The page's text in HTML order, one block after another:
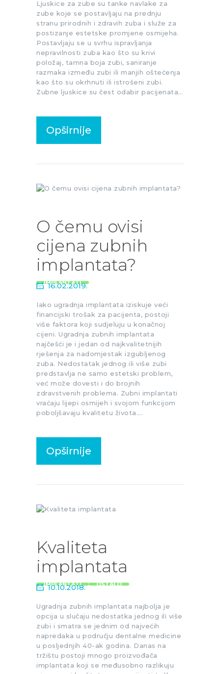
Ljuskice za zube su tanke navlake za
zube koje se postavljaju na prednju
stranu prirodnih i zdravih zuba i služe za
postizanje estetske promjene osmijeha.
Postavljaju se u svrhu ispravljanja
nepravilnosti zuba kao što su krivi
položaj, tamna boja zubi, saniranje
razmaka između zubi ili manjih oštećenja
kao što su okrhnuti ili istrošeni zubi.
Zubne ljuskice su čest odabir pacijenata…
Opširnije
O čemu ovisi
cijena zubnih
implantata?
IMPLANTATI
16.02.2019.
Iako ugradnja implantata iziskuje veći
financijski trošak za pacijenta, postoji
više faktora koji sudjeluju u konačnoj
cijeni. Ugradnja zubnih implantata
najčešći je i jedan od najkvalitetnijih
rješenja za nadomjestak izgubljenog
zuba. Nedostatak jednog ili više zubi
predstavlja ne samo estetski problem,
već može dovesti i do brojnih
zdravstvenih problema. Zubni implantati
vraćaju lijepi osmijeh i svojom funkcijom
poboljšavaju kvalitetu života.…
Opširnije
Kvaliteta
implantata
IMPLANTATI OSTALO
10.10.2018.
Ugradnja zubnih implantata najbolja je
opcija u slučaju nedostatka jednog ili više
zubi i smatra se jednim od najvećih
napredaka u području dentalne medicine
u posljednjih 40-ak godina. Danas na
tržištu postoji mnogo proizvođača
implantata koji se međusobno razlikuju